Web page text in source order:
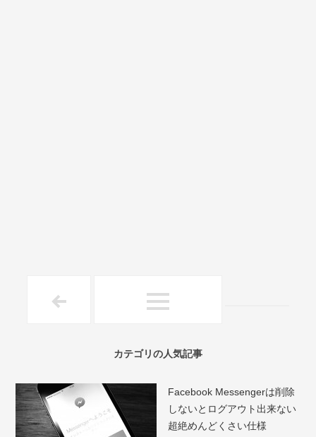
カテゴリの人気記事
Facebook Messengerは削除
しないとログアウト出来ない
超絶めんどくさい仕様